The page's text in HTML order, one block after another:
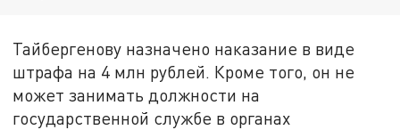
Тайбергенову назначено наказание в виде
штрафа на 4 млн рублей. Кроме того, он не
может занимать должности на
государственной службе в органах